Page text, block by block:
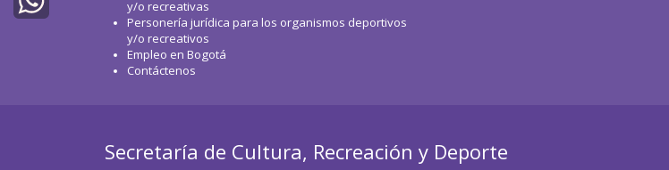
y/o recreativas
Personería jurídica para los organismos deportivos
y/o recreativos
Empleo en Bogotá
Contáctenos
Secretaría de Cultura, Recreación y Deporte